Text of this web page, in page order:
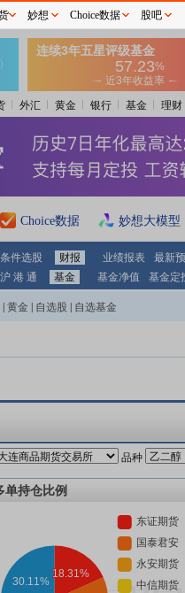
外汇 黄金 银行 基金 理财
Choice数据 妙想大模型
条件选股 财报 业绩报表 最新
沪 港 通 基金 基金净值 基金定
黄金 自选股 自选基金
品种
单持仓比例
妙想 Choice数据 股吧